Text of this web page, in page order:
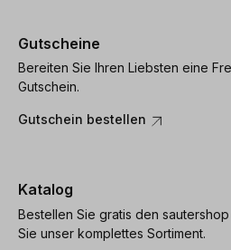
Gutscheine
Bereiten Sie Ihren Liebsten eine
Gutschein.
Gutschein bestellen
Katalog
Bestellen Sie gratis den
Sie unser komplettes Sortiment.